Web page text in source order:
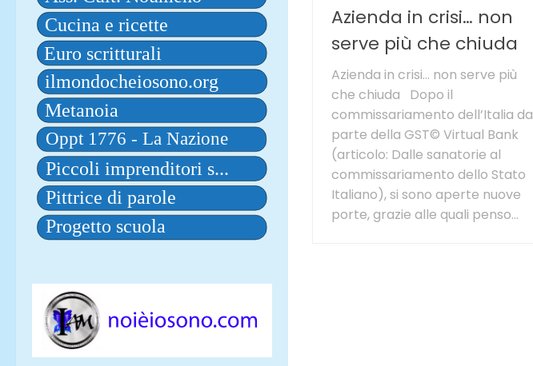
Azienda in crisi… non
serve più che chiuda
Azienda in crisi… non serve più
che chiuda Dopo il
commissariamento dell’Italia da
parte della GST© Virtual Bank
(articolo: Dalle sanatorie al
commissariamento dello Stato
Italiano), si sono aperte nuove
porte, grazie alle quali penso...